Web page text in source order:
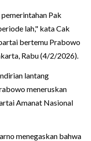
Pak
lah," kata Cak
bertemu Prabowo
Rabu (4/2/2026).
lantang
meneruskan
Amanat Nasional
menegaskan bahwa